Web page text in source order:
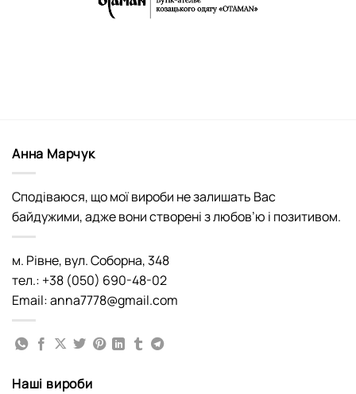
Анна Марчук
Сподіваюся, що мої вироби не залишать Вас
байдужими, адже вони створені з любов’ю і позитивом.
м. Рівне, вул. Соборна, 348
тел.: +38 (050) 690-48-02
Email: anna7778@gmail.com
Наші вироби